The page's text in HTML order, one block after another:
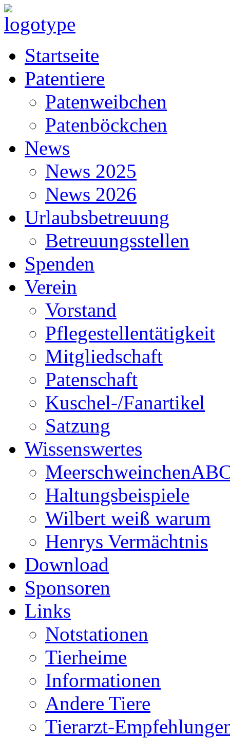
Startseite
Patentiere
Patenweibchen
Patenböckchen
News
News 2025
News 2026
Urlaubsbetreuung
Betreuungsstellen
Spenden
Verein
Vorstand
Pflegestellentätigkeit
Mitgliedschaft
Patenschaft
Kuschel-/Fanartikel
Satzung
Wissenswertes
Haltungsbeispiele
Wilbert weiß warum
Henrys Vermächtnis
Download
Sponsoren
Links
Notstationen
Tierheime
Informationen
Andere Tiere
Tierarzt-